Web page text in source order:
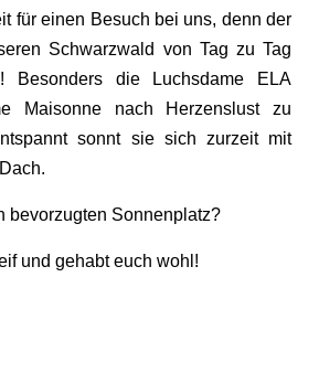
für einen Besuch bei uns, denn der
Schwarzwald von Tag zu Tag
Besonders die Luchsdame ELA
Maisonne nach Herzenslust zu
sonnt sie sich zurzeit mit
bevorzugten Sonnenplatz?
und gehabt euch wohl!